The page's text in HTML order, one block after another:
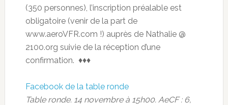
(350 personnes), l’inscription préalable est
obligatoire (venir de la part de
www.aeroVFR.com !) auprès de Nathalie @
2100.org suivie de la réception d’une
confirmation. ♦♦♦
Facebook de la table ronde
Table ronde. 14 novembre à 15h00. AeCF : 6,